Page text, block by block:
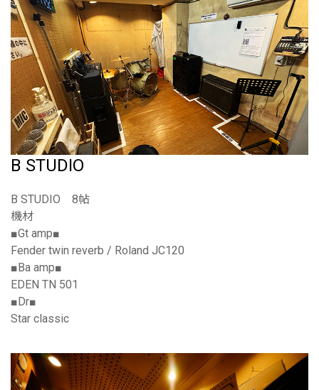
B STUDIO
B STUDIO 8帖
機材
■Gt amp■
Fender twin reverb / Roland JC120
■Ba amp■
EDEN TN 501
■Dr■
Star classic